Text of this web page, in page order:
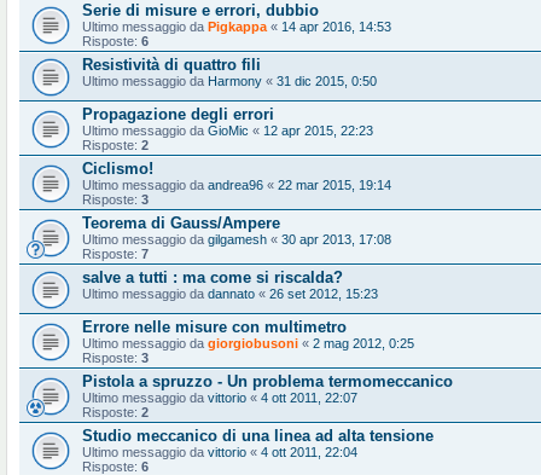
Serie di misure e errori, dubbio
Ultimo messaggio da Pigkappa « 14 apr 2016, 14:53
Risposte: 6
Resistività di quattro fili
Ultimo messaggio da Harmony « 31 dic 2015, 0:50
Propagazione degli errori
Ultimo messaggio da GioMic « 12 apr 2015, 22:23
Risposte: 2
Ciclismo!
Ultimo messaggio da andrea96 « 22 mar 2015, 19:14
Risposte: 3
Teorema di Gauss/Ampere
Ultimo messaggio da gilgamesh « 30 apr 2013, 17:08
Risposte: 7
salve a tutti : ma come si riscalda?
Ultimo messaggio da dannato « 26 set 2012, 15:23
Errore nelle misure con multimetro
Ultimo messaggio da giorgiobusoni « 2 mag 2012, 0:25
Risposte: 3
Pistola a spruzzo - Un problema termomeccanico
Ultimo messaggio da vittorio « 4 ott 2011, 22:07
Risposte: 2
Studio meccanico di una linea ad alta tensione
Ultimo messaggio da vittorio « 4 ott 2011, 22:04
Risposte: 6